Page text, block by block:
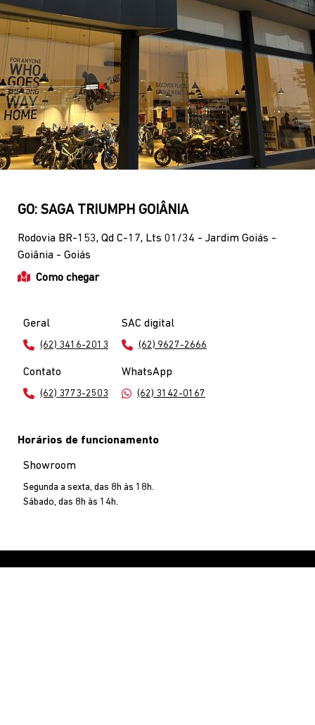
GO: SAGA TRIUMPH GOIÂNIA
Rodovia BR-153, Qd C-17, Lts 01/34 - Jardim Goiás -
Goiânia - Goiás
Como chegar
Geral
(62) 3416-2013
SAC digital
(62) 9627-2666
Contato
(62) 3773-2503
WhatsApp
(62) 3142-0167
Horários de funcionamento
Showroom
Segunda a sexta, das 8h às 18h.
Sábado, das 8h às 14h.